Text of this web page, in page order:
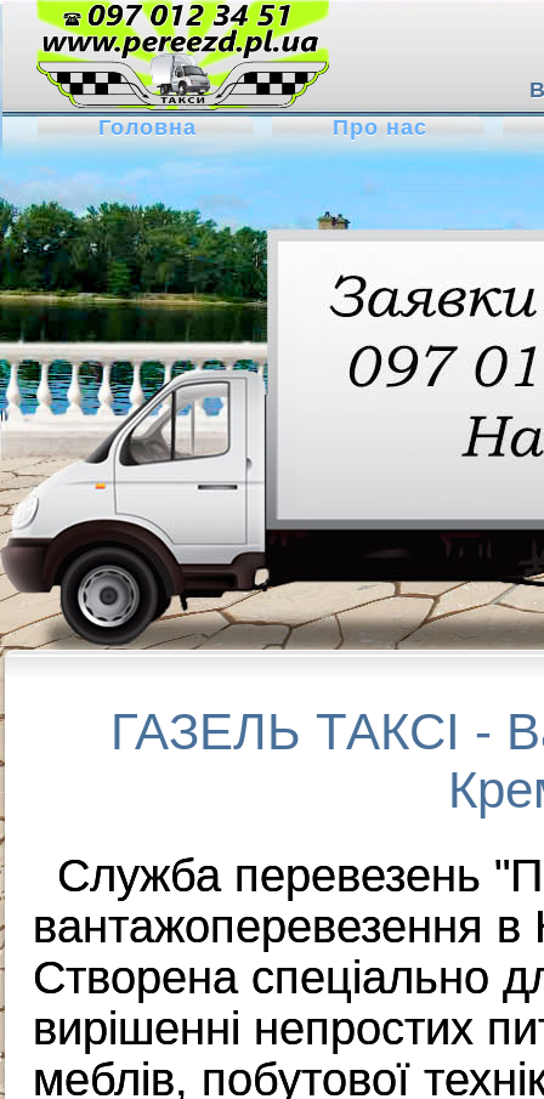
Головна
Про нас
ГАЗЕЛЬ ТАКСІ -
Служба перевезень
вантажоперевезення в
Створена спеціально
вирішенні непростих
меблів, побутової